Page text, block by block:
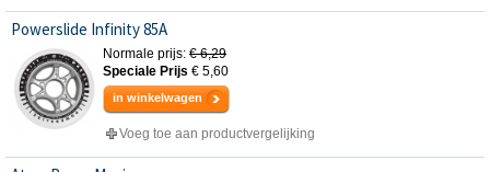
Powerslide Infinity 85A
Normale prijs: € 6,29
Speciale Prijs € 5,60
in winkelwagen
Voeg toe aan productvergelijking